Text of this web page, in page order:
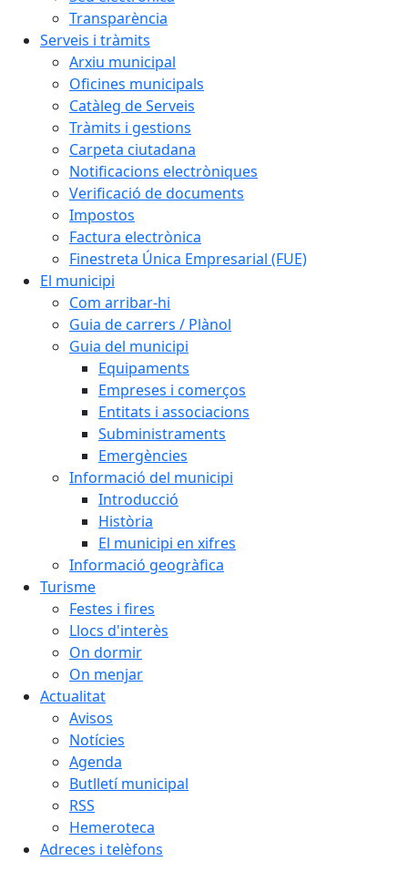
Transparència
Serveis i tràmits
Arxiu municipal
Oficines municipals
Catàleg de Serveis
Tràmits i gestions
Carpeta ciutadana
Notificacions electròniques
Verificació de documents
Impostos
Factura electrònica
Finestreta Única Empresarial (FUE)
El municipi
Com arribar-hi
Guia de carrers / Plànol
Guia del municipi
Equipaments
Empreses i comerços
Entitats i associacions
Subministraments
Emergències
Informació del municipi
Introducció
Història
El municipi en xifres
Informació geogràfica
Turisme
Festes i fires
Llocs d'interès
On dormir
On menjar
Actualitat
Avisos
Notícies
Agenda
Butlletí municipal
RSS
Hemeroteca
Adreces i telèfons